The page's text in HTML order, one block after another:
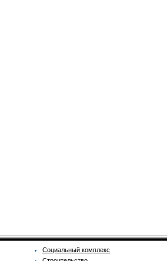
Социальный комплекс